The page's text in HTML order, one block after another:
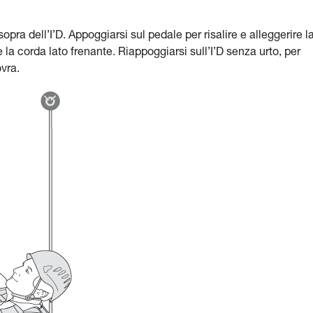
dell’I’D. Appoggiarsi sul pedale per risalire e alleggerire
corda lato frenante. Riappoggiarsi sull’I’D senza urto, per